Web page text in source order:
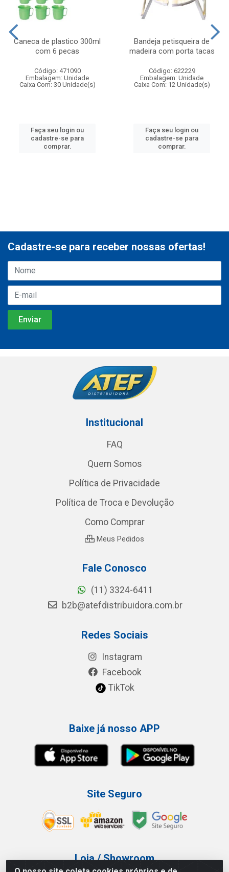
Caneca de plastico 300ml
com 6 pecas
Código: 471090
Embalagem: Unidade
Caixa Com: 30 Unidade(s)
Faça seu login ou
cadastre-se para
comprar.
Bandeja petisqueira de
madeira com porta tacas
Código: 622229
Embalagem: Unidade
Caixa Com: 12 Unidade(s)
Faça seu login ou
cadastre-se para
comprar.
Cadastre-se para receber nossas ofertas!
Institucional
FAQ
Quem Somos
Política de Privacidade
Política de Troca e Devolução
Como Comprar
Meus Pedidos
Fale Conosco
(11) 3324-6411
b2b@atefdistribuidora.com.br
Redes Sociais
Instagram
Facebook
TikTok
Baixe já nosso APP
Site Seguro
Loja / Showroom